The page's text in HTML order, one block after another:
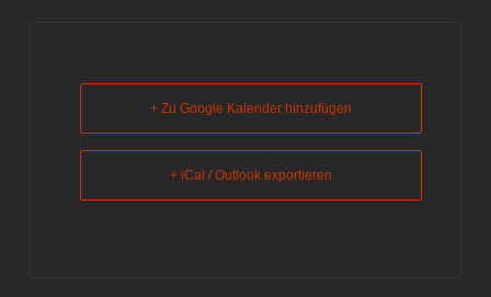
+ Zu Google Kalender hinzufügen
+ iCal / Outlook exportieren